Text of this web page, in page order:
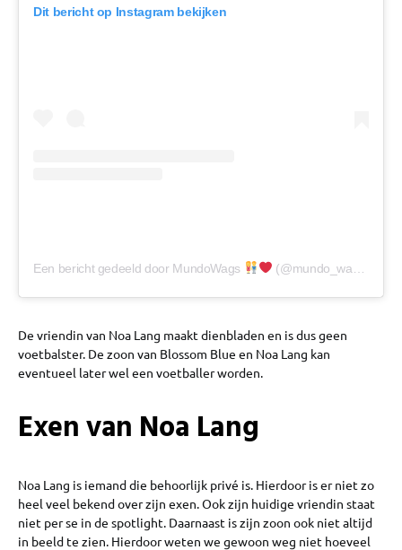
Dit bericht op Instagram bekijken
Een bericht gedeeld door MundoWags (@mundo_wags)
De vriendin van Noa Lang maakt dienbladen en is dus geen
voetbalster. De zoon van Blossom Blue en Noa Lang kan
eventueel later wel een voetballer worden.
Exen van Noa Lang
Noa Lang is iemand die behoorlijk privé is. Hierdoor is er niet zo
heel veel bekend over zijn exen. Ook zijn huidige vriendin staat
niet per se in de spotlight. Daarnaast is zijn zoon ook niet altijd
in beeld te zien. Hierdoor weten we gewoon weg niet hoeveel